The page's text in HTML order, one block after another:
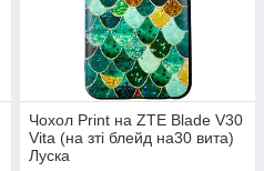
Чохол Print на ZTE Blade V30
Vita (на зті блейд на30 вита)
Луска